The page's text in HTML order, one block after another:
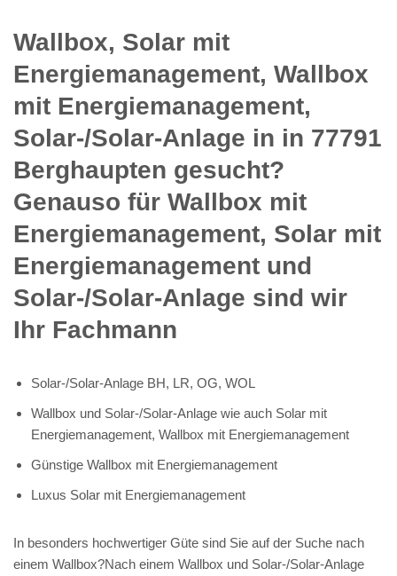
Wallbox, Solar mit
Energiemanagement, Wallbox
mit Energiemanagement,
Solar-/Solar-Anlage in in 77791
Berghaupten gesucht?
Genauso für Wallbox mit
Energiemanagement, Solar mit
Energiemanagement und
Solar-/Solar-Anlage sind wir
Ihr Fachmann
Solar-/Solar-Anlage BH, LR, OG, WOL
Wallbox und Solar-/Solar-Anlage wie auch Solar mit
Energiemanagement, Wallbox mit Energiemanagement
Günstige Wallbox mit Energiemanagement
Luxus Solar mit Energiemanagement
In besonders hochwertiger Güte sind Sie auf der Suche nach
einem Wallbox?Nach einem Wallbox und Solar-/Solar-Anlage